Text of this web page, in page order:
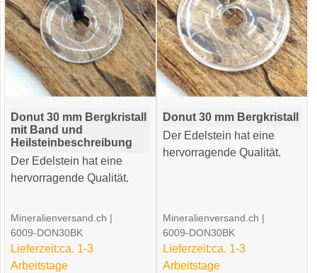
Donut 30 mm Bergkristall
mit Band und
Heilsteinbeschreibung
Der Edelstein hat eine
hervorragende Qualität.
Mineralienversand.ch
6009-DON30BK
Lieferzeit:ca. 1-3
Arbeitstage
Donut 30 mm Bergkristall
Der Edelstein hat eine
hervorragende Qualität.
Mineralienversand.ch
6009-DON30BK
Lieferzeit:ca. 1-3
Arbeitstage